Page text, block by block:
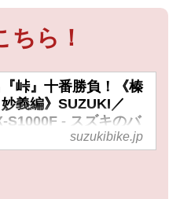
ら！
峠』十番勝負！《榛
義編》SUZUKI／
S1000F - スズキのバ
suzukibike.jp